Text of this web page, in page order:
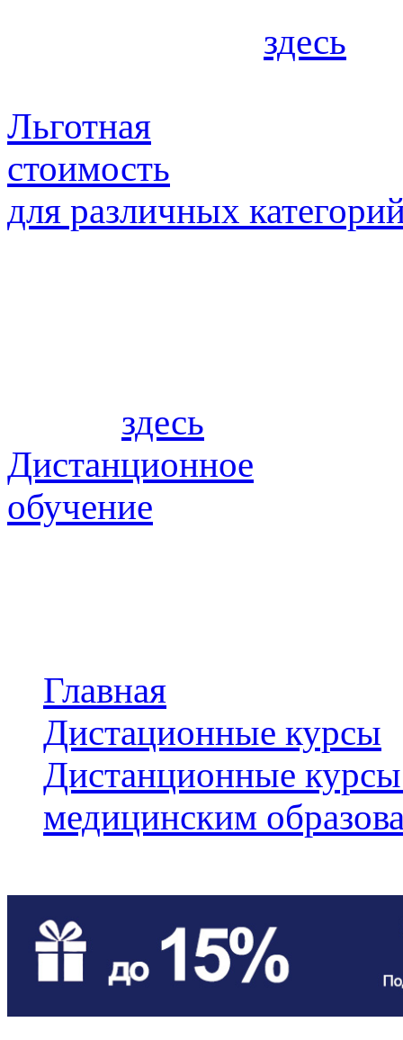
здесь
Льготная
стоимость
для различных
здесь
Дистанционное
обучение
Главная
Дистационные курсы
Дистанционные
медицинским